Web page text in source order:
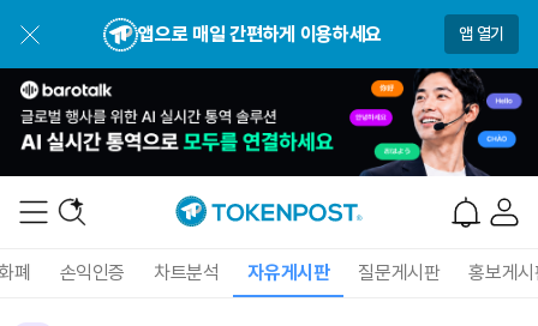
앱으로 매일 간편하게 이용하세요 앱 열기
폐 손익인증 차트분석 자유게시판 질문게시판 홍보게시